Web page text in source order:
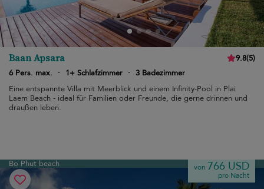
Baan Apsara 9.8(5)
6 Pers. max.
· 1+ Schlafzimmer · 3 Badezimmer
Eine entspannte Villa mit Meerblick und einem Infinity-Pool in Plai
Laem Beach - ideal für Familien oder Freunde, die gerne drinnen und
draußen leben.
Bo Phut beach von 766 USD
pro Nacht